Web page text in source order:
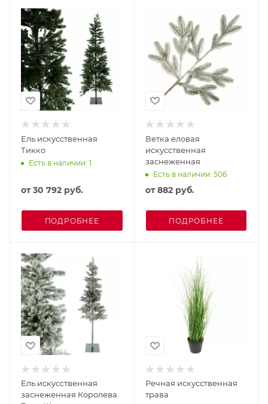
Ель искусственная
Тикко
Есть в наличии: 1
от30 792 руб.
ПОДРОБНЕЕ
Ветка еловая
искусственная
заснеженная
Есть в наличии: 506
от882 руб.
ПОДРОБНЕЕ
Ель искусственная
заснеженная Королева
Речная искусственная
трава